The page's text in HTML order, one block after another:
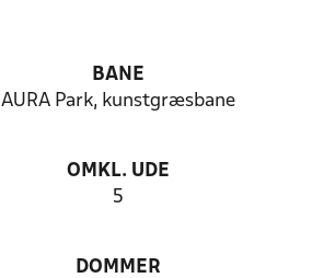
BANE
AURA Park, kunstgræsbane
OMKL. UDE
5
DOMMER